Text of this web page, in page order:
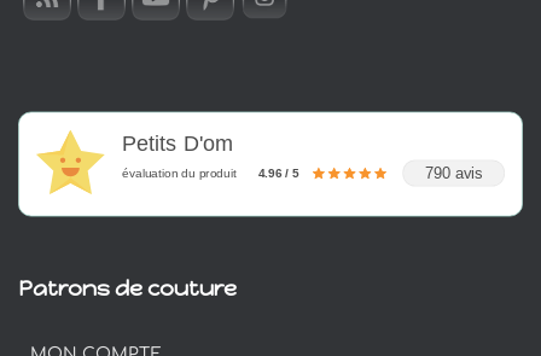
Petits D'om
évaluation du produit 4.96 / 5 790 avis
Patrons de couture